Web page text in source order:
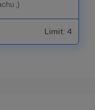
;)
Limit: 4